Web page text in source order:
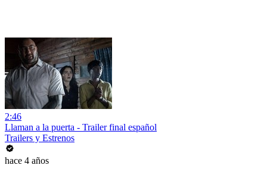
2:46
Llaman a la puerta - Trailer final español
Trailers y Estrenos
hace 4 años